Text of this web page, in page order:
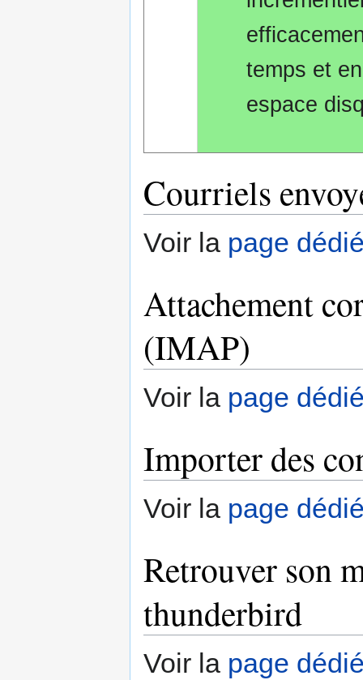
temps et en
espace
Courriels
Voir la page
Attachement
(IMAP)
Voir la page
Importer des
Voir la page
Retrouver son
thunderbird
Voir la page